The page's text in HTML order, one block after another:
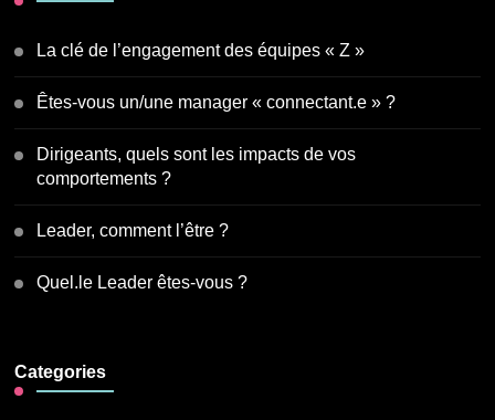
La clé de l’engagement des équipes « Z »
Êtes-vous un/une manager « connectant.e » ?
Dirigeants, quels sont les impacts de vos
comportements ?
Leader, comment l’être ?
Quel.le Leader êtes-vous ?
Categories